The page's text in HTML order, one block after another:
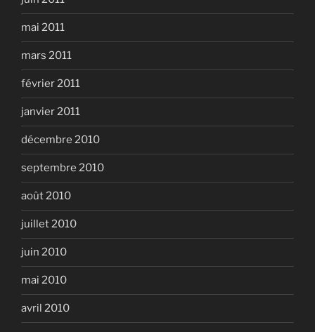
mai 2011
mars 2011
février 2011
janvier 2011
décembre 2010
septembre 2010
août 2010
juillet 2010
juin 2010
mai 2010
avril 2010